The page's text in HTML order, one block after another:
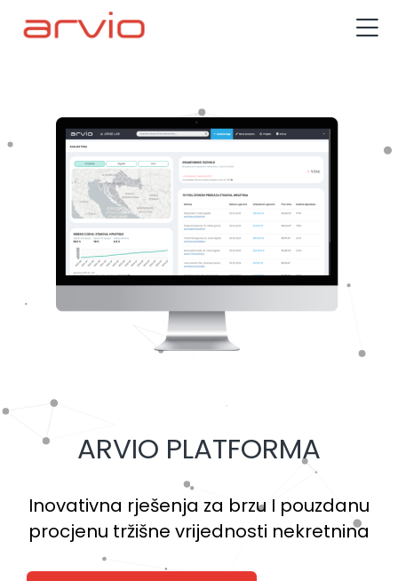
ARVIO PLATFORMA
Inovativna rješenja za brzu I pouzdanu
procjenu tržišne vrijednosti nekretnina